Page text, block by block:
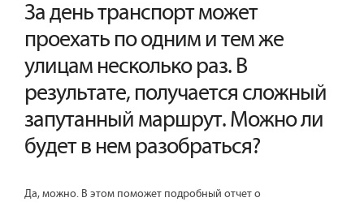
За день транспорт может
проехать по одним и тем же
улицам несколько раз. В
результате, получается сложный
запутанный маршрут. Можно ли
будет в нем разобраться?
Да, можно. В этом поможет подробный отчет о